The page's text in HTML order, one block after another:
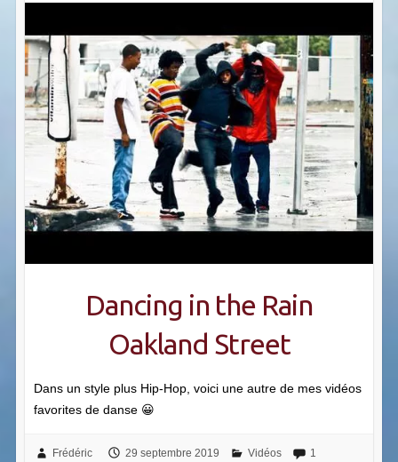
Dancing in the Rain
Oakland Street
Dans un style plus Hip-Hop, voici une autre de mes vidéos
favorites de danse 😀
Frédéric 29 septembre 2019 Vidéos
1